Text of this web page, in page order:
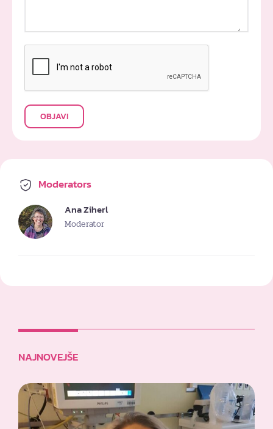
OBJAVI
Moderators
Ana Ziherl
Moderator
NAJNOVEJŠE